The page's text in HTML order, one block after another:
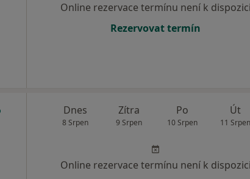
Online rezervace termínu není k dispozici
Rezervovat termín
Dnes
8 Srpen
Zítra
9 Srpen
Po
10 Srpen
Út
11 Srpen
Online rezervace termínu není k dispozici